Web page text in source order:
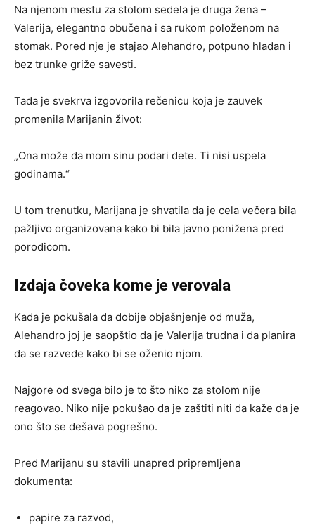
Na njenom mestu za stolom sedela je druga žena –
Valerija, elegantno obučena i sa rukom položenom na
stomak. Pored nje je stajao Alehandro, potpuno hladan i
bez trunke griže savesti.
Tada je svekrva izgovorila rečenicu koja je zauvek
promenila Marijanin život:
„Ona može da mom sinu podari dete. Ti nisi uspela
godinama.“
U tom trenutku, Marijana je shvatila da je cela večera bila
pažljivo organizovana kako bi bila javno ponižena pred
porodicom.
Izdaja čoveka kome je verovala
Kada je pokušala da dobije objašnjenje od muža,
Alehandro joj je saopštio da je Valerija trudna i da planira
da se razvede kako bi se oženio njom.
Najgore od svega bilo je to što niko za stolom nije
reagovao. Niko nije pokušao da je zaštiti niti da kaže da je
ono što se dešava pogrešno.
Pred Marijanu su stavili unapred pripremljena
dokumenta:
papire za razvod,